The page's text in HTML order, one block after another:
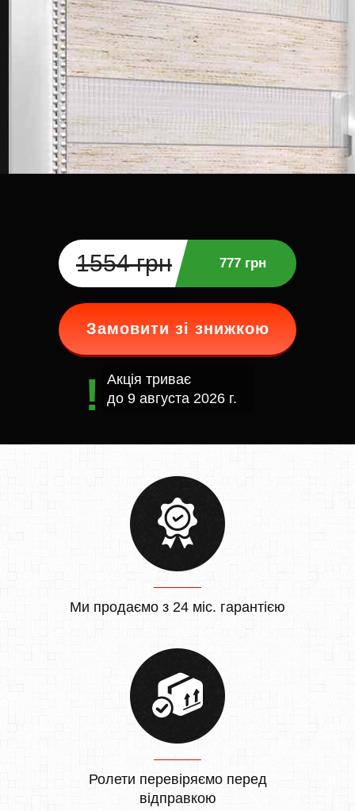
1554 грн 777 грн
Замовити зі знижкою
Акція триває
до 9 августа 2026 г.
Ми продаємо з 24 міс. гарантією
Ролети перевіряємо перед
відправкою